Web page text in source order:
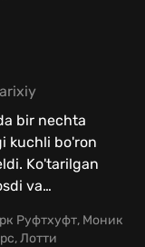
bir nechta
kuchli bo'ron
Ko'tarilgan
va…
Руфтхуфт, Моник
Лотти